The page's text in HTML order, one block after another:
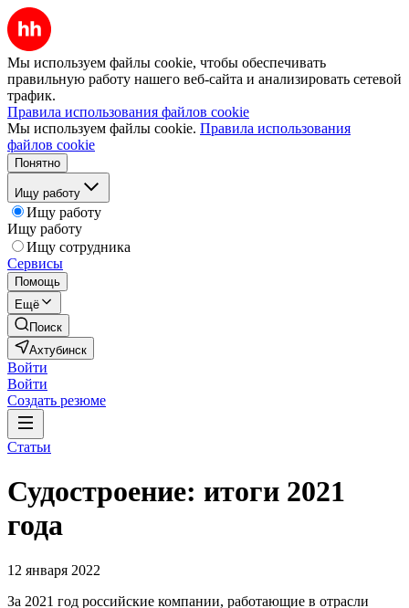
Мы используем файлы cookie, чтобы обеспечивать
правильную работу нашего веб-сайта и анализировать сетевой
трафик.
Правила использования файлов cookie
Мы используем файлы cookie. Правила использования
файлов cookie
Понятно
Ищу работу
Ищу работу
Ищу работу
Ищу сотрудника
Сервисы
Помощь
Ещё
Поиск
Ахтубинск
Войти
Войти
Создать резюме
Статьи
Судостроение: итоги 2021
года
12 января 2022
За 2021 год российские компании, работающие в отрасли